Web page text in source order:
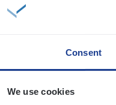
Consent
We use cookies